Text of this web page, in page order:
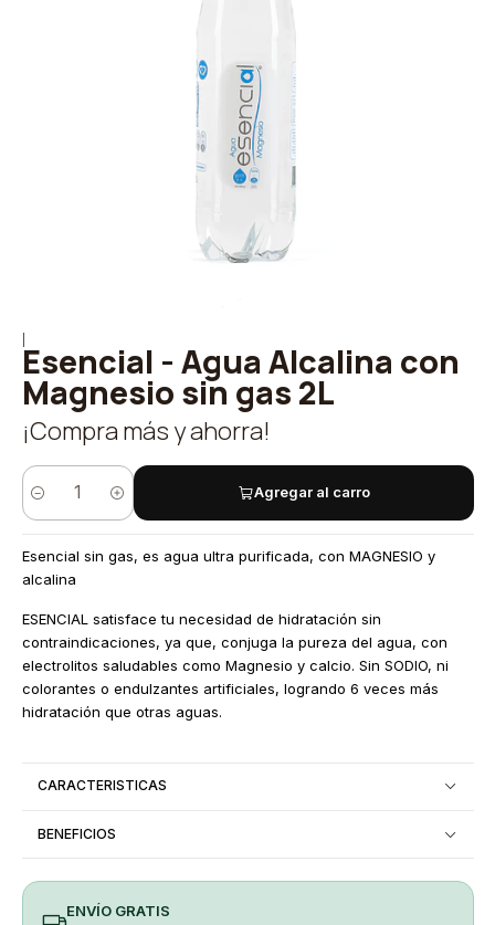
Esencial - Agua Alcalina con
Magnesio sin gas 2L
¡Compra más y ahorra!
Cantidad
Agregar al carro
Esencial sin gas, es agua ultra purificada, con MAGNESIO y
alcalina
ESENCIAL satisface tu necesidad de hidratación sin
contraindicaciones, ya que, conjuga la pureza del agua, con
electrolitos saludables como Magnesio y calcio. Sin SODIO, ni
colorantes o endulzantes artificiales, logrando 6 veces más
hidratación que otras aguas.
CARACTERISTICAS
BENEFICIOS
ENVÍO GRATIS